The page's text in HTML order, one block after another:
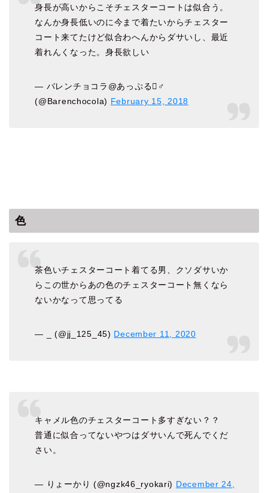
身長が高いからこそチェスターコートは似合う。
なんか身長低いのに今まで着たいからチェスター
コート来てたけど似合わへんからダサいし、最近
着れんくなった。身長欲しい
— バレンチョコラ@あっぷる♂
(@Barenchocola) February 15, 2018
色
茶色いチェスターコート着てる男、クソダサいか
らこの世からあの色のチェスターコート無くなら
ないかなって思ってる
— _ (@jj_125_45) December 11, 2020
キャメル色のチェスターコート多すぎない？？
普通に似合ってないやつはダサいんで死んでくだ
さい。
— りょーかり (@ngzk46_ryokari) December 24,